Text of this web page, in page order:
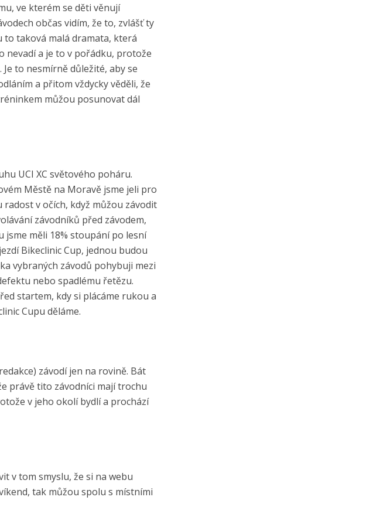
ve kterém se děti věnují
občas vidím, že to, zvlášť ty
to taková malá dramata, která
nevadí a je to v pořádku, protože
to nesmírně důležité, aby se
a přitom vždycky věděli, že
můžou posunovat dál
UCI XC světového poháru.
Městě na Moravě jsme jeli pro
v očích, když můžou závodit
závodníků před závodem,
jsme měli 18% stoupání po lesní
Bikeclinic Cup, jednou budou
vybraných závodů pohybuji mezi
nebo spadlému řetězu.
startem, kdy si plácáme rukou a
Cupu děláme.
závodí jen na rovině. Bát
právě tito závodníci mají trochu
v jeho okolí bydlí a prochází
v tom smyslu, že si na webu
tak můžou spolu s místními